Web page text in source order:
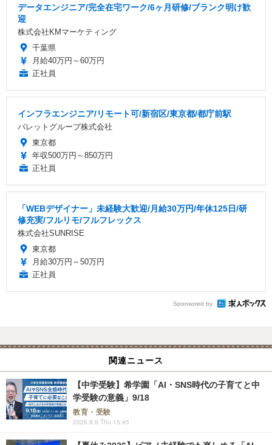
データエンジニア/完全在宅ワーク/6ヶ月研修/ブランク明け歓
迎
株式会社KMマーケティング
千葉県
月給40万円～60万円
正社員
インフラエンジニア/リモート可/新宿区/東京都/都庁前駅
バレットグループ株式会社
東京都
年収500万円～850万円
正社員
「WEBデザイナー」未経験大歓迎/月給30万円/年休125日/研
修充実/フルリモ/フルフレックス
株式会社SUNRISE
東京都
月給30万円～50万円
正社員
Sponsored by
関連ニュース
【中学受験】希学園「AI・SNS時代の子育てと中
学受験の意義」9/18
教育・受験
2026.8.6 Thu 15:45